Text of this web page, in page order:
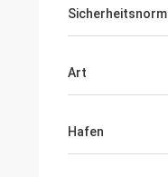
Sicherheitsnorm
Art
Hafen